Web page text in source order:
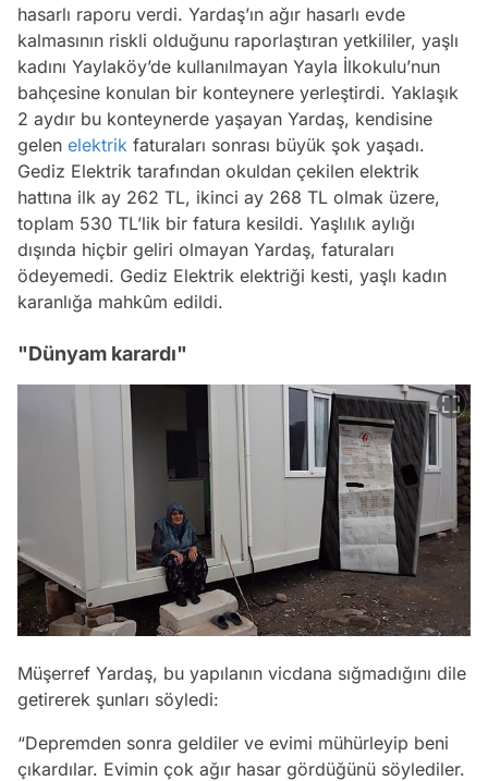
hasarlı raporu verdi. Yardaş’ın ağır hasarlı evde
kalmasının riskli olduğunu raporlaştıran yetkililer, yaşlı
kadını Yaylaköy’de kullanılmayan Yayla İlkokulu’nun
bahçesine konulan bir konteynere yerleştirdi. Yaklaşık
2 aydır bu konteynerde yaşayan Yardaş, kendisine
gelen elektrik faturaları sonrası büyük şok yaşadı.
Gediz Elektrik tarafından okuldan çekilen elektrik
hattına ilk ay 262 TL, ikinci ay 268 TL olmak üzere,
toplam 530 TL’lik bir fatura kesildi. Yaşlılık aylığı
dışında hiçbir geliri olmayan Yardaş, faturaları
ödeyemedi. Gediz Elektrik elektriği kesti, yaşlı kadın
karanlığa mahkûm edildi.
"Dünyam karardı"
Müşerref Yardaş, bu yapılanın vicdana sığmadığını dile
getirerek şunları söyledi:
“Depremden sonra geldiler ve evimi mühürleyip beni
çıkardılar. Evimin çok ağır hasar gördüğünü söylediler.